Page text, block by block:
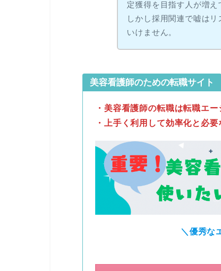
定獲得を目指す人が増え
しかし採用関連で嘘は
いけません。
美容看護師のための転職サイト
・美容看護師の転職は転職エ
・上手く利用して効率化と必
＼優秀な